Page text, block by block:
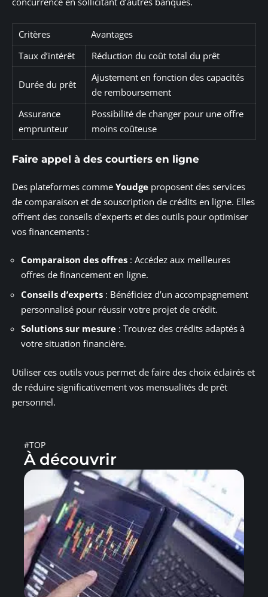
Critères
Avantages
Taux d’intérêt
Réduction du coût total du prêt
Durée du prêt
Ajustement en fonction des capacités
de remboursement
Assurance
emprunteur
Possibilité de changer pour une offre
moins coûteuse
Faire appel à des courtiers en ligne
Des plateformes comme Youdge proposent des services
de comparaison et de souscription de crédits en ligne. Elles
offrent des conseils d’experts et des outils pour optimiser
vos financements :
Comparaison des offres : Accédez aux meilleures
offres de financement en ligne.
Conseils d’experts : Bénéficiez d’un accompagnement
personnalisé pour réussir votre projet de crédit.
Solutions sur mesure : Trouvez des crédits adaptés à
votre situation financière.
Utiliser ces outils vous permet de faire des choix éclairés et
de réduire significativement vos mensualités de prêt
personnel.
#TOP
À découvrir